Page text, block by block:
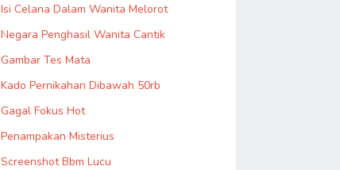
Isi Celana Dalam Wanita Melorot
Negara Penghasil Wanita Cantik
Gambar Tes Mata
Kado Pernikahan Dibawah 50rb
Gagal Fokus Hot
Penampakan Misterius
Screenshot Bbm Lucu